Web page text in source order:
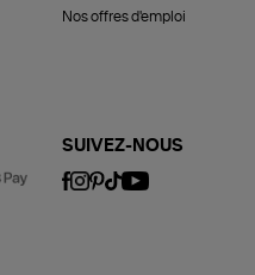
Nos offres d'emploi
SUIVEZ-NOUS